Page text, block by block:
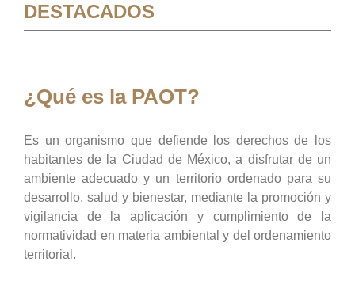
DESTACADOS
¿Qué es la PAOT?
Es un organismo que defiende los derechos de los
habitantes de la Ciudad de México, a disfrutar de un
ambiente adecuado y un territorio ordenado para su
desarrollo, salud y bienestar, mediante la promoción y
vigilancia de la aplicación y cumplimiento de la
normatividad en materia ambiental y del ordenamiento
territorial.